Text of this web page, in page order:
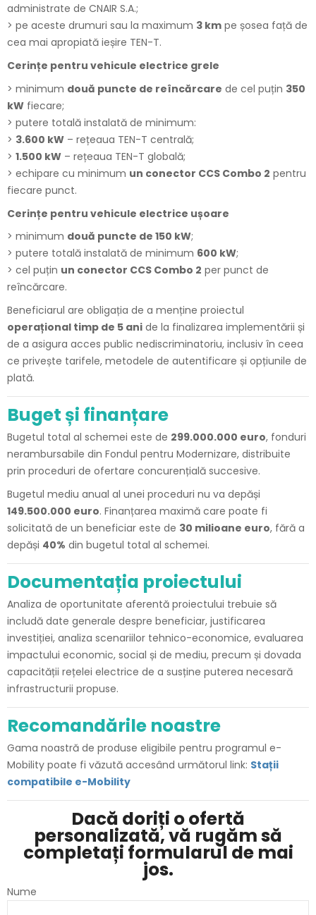
administrate de CNAIR S.A.;
> pe aceste drumuri sau la maximum 3 km pe șosea față de
cea mai apropiată ieșire TEN-T.
Cerințe pentru vehicule electrice grele
> minimum două puncte de reîncărcare de cel puțin 350
kW fiecare;
> putere totală instalată de minimum:
> 3.600 kW – rețeaua TEN-T centrală;
> 1.500 kW – rețeaua TEN-T globală;
> echipare cu minimum un conector CCS Combo 2 pentru
fiecare punct.
Cerințe pentru vehicule electrice ușoare
> minimum două puncte de 150 kW;
> putere totală instalată de minimum 600 kW;
> cel puțin un conector CCS Combo 2 per punct de
reîncărcare.
Beneficiarul are obligația de a menține proiectul
operațional timp de 5 ani de la finalizarea implementării și
de a asigura acces public nediscriminatoriu, inclusiv în ceea
ce privește tarifele, metodele de autentificare și opțiunile de
plată.
Buget și finanțare
Bugetul total al schemei este de 299.000.000 euro, fonduri
nerambursabile din Fondul pentru Modernizare, distribuite
prin proceduri de ofertare concurențială succesive.
Bugetul mediu anual al unei proceduri nu va depăși
149.500.000 euro. Finanțarea maximă care poate fi
solicitată de un beneficiar este de 30 milioane euro, fără a
depăși 40% din bugetul total al schemei.
Documentația proiectului
Analiza de oportunitate aferentă proiectului trebuie să
includă date generale despre beneficiar, justificarea
investiției, analiza scenariilor tehnico-economice, evaluarea
impactului economic, social și de mediu, precum și dovada
capacității rețelei electrice de a susține puterea necesară
infrastructurii propuse.
Recomandările noastre
Gama noastră de produse eligibile pentru programul e-
Mobility poate fi văzută accesând următorul link: Stații
compatibile e-Mobility
Dacă doriți o ofertă
personalizată, vă rugăm să
completați formularul de mai
jos.
Nume